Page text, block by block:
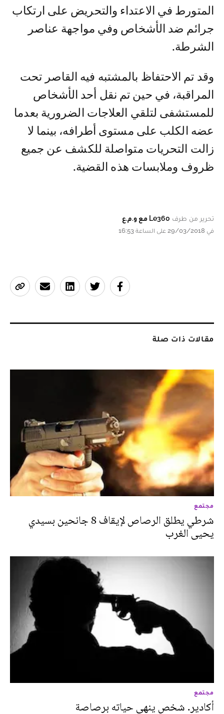
المتورط في الاعتداء والتحريض على ارتكاب
جرائم ضد الأشخاص وفي مواجهة عناصر
الشرطة.
وقد تم الاحتفاظ بالمشتبه فيه القاصر تحت
المراقبة، في حين تم نقل أحد الأشخاص
للمستشفى لتلقي العلاجات الضرورية بعدما
عضه الكلب على مستوى أطرافه، بينما لا
زالت التحريات متواصلة للكشف عن جميع
ظروف وملابسات هذه القضية.
تحرير من طرف Le360 مع و.م.ع
في 29/03/2018 على الساعة 16:53
مقالات ذات صلة
مجتمع
شرطي يطلق الرصاص لإيقاف 8 جانحين بسيدي
يحيى الغرب
مجتمع
أكادير. شخص ينهي حياته برصاصة